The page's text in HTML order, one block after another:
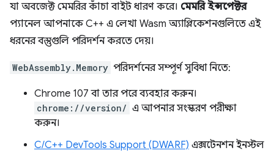
যা অবজেক্ট মেমরির কাঁচা বাইট ধারণ করে। মেমরি ইন্সপেক্টর
প্যানেল আপনাকে C++ এ লেখা Wasm অ্যাপ্লিকেশনগুলিতে এই
ধরনের বস্তুগুলি পরিদর্শন করতে দেয়।
WebAssembly.Memory পরিদর্শনের সম্পূর্ণ সুবিধা নিতে:
Chrome 107 বা তার পরে ব্যবহার করুন।
chrome://version/ এ আপনার সংস্করণ পরীক্ষা
করুন।
C/C++ DevTools Support (DWARF) এক্সটেনশন ইনস্টল